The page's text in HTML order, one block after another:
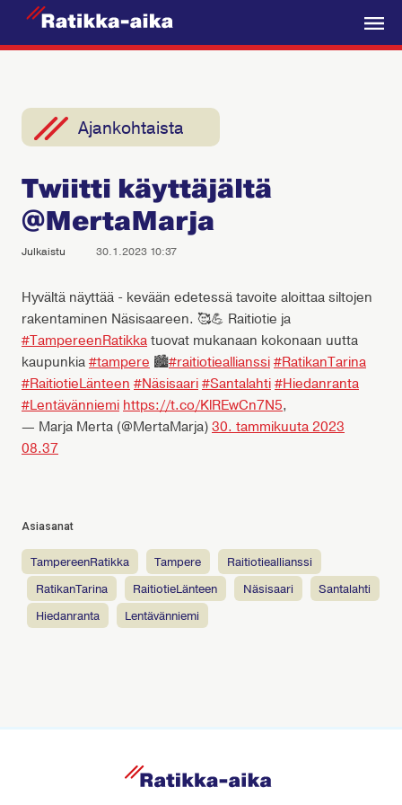
a
k
k
-
A
a
V
Ajankohtaista
Twiitti käyttäjältä
@MertaMarja
Julkaistu 30.1.2023 10:37
Hyvältä näyttää - kevään edetessä tavoite aloittaa siltojen
rakentaminen Näsisaareen. 🥰💪 Raitiotie ja
#TampereenRatikka tuovat mukanaan kokonaan uutta
kaupunkia #tampere 🏙️#raitiotieallianssi #RatikanTarina
#RaitiotieLänteen #Näsisaari #Santalahti #Hiedanranta
#Lentävänniemi https://t.co/KlREwCn7N5,
— Marja Merta (@MertaMarja) 30. tammikuuta 2023
08.37
Asiasanat
TampereenRatikka tampere
raitiotieallianssi
RatikanTarina
RaitiotieLänteen Näsisaari
Santalahti
Hiedanranta
Lentävänniemi